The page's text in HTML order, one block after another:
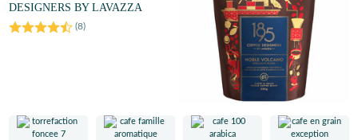
DESIGNERS BY LAVAZZA
(8)